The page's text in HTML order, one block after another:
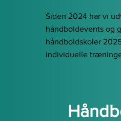
Siden 2024 har vi
håndboldevents og
håndboldskoler
individuelle